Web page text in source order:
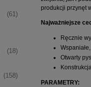
(61)
(18)
(158)
produkcji przynęt
Najważniejsze
Ręcznie
Otwarty
PARAMETRY: